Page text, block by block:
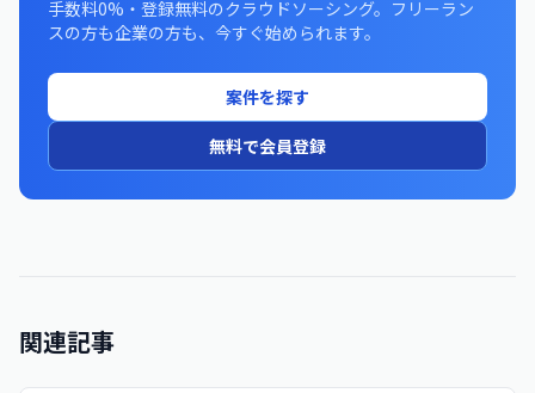
手数料0%・登録無料のクラウドソーシング。フリーラン
スの方も企業の方も、今すぐ始められます。
案件を探す
無料で会員登録
関連記事